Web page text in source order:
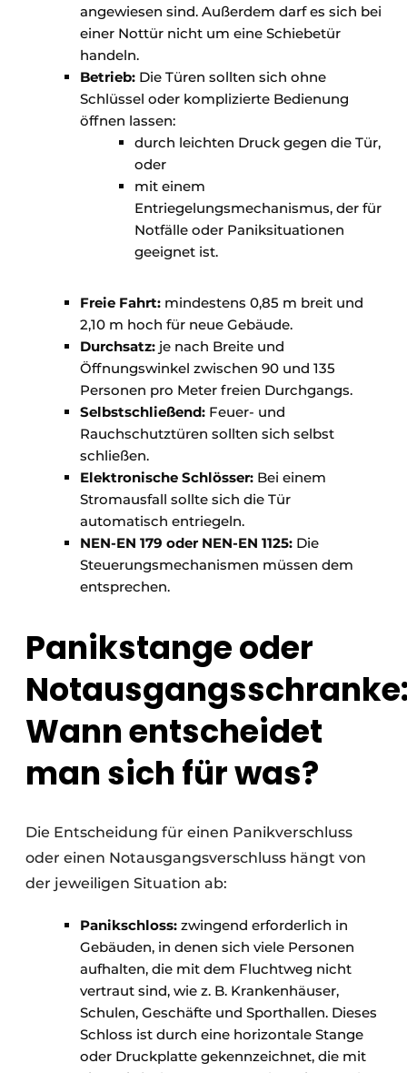
angewiesen sind. Außerdem darf es sich bei
einer Nottür nicht um eine Schiebetür
handeln.
Betrieb: Die Türen sollten sich ohne
Schlüssel oder komplizierte Bedienung
öffnen lassen:
durch leichten Druck gegen die Tür,
oder
mit einem
Entriegelungsmechanismus, der für
Notfälle oder Paniksituationen
geeignet ist.
Freie Fahrt: mindestens 0,85 m breit und
2,10 m hoch für neue Gebäude.
Durchsatz: je nach Breite und
Öffnungswinkel zwischen 90 und 135
Personen pro Meter freien Durchgangs.
Selbstschließend: Feuer- und
Rauchschutztüren sollten sich selbst
schließen.
Elektronische Schlösser: Bei einem
Stromausfall sollte sich die Tür
automatisch entriegeln.
NEN-EN 179 oder NEN-EN 1125: Die
Steuerungsmechanismen müssen dem
entsprechen.
Panikstange oder
Wann entscheidet
man sich für was?
Die Entscheidung für einen Panikverschluss
oder einen Notausgangsverschluss hängt von
der jeweiligen Situation ab:
Panikschloss: zwingend erforderlich in
Gebäuden, in denen sich viele Personen
aufhalten, die mit dem Fluchtweg nicht
vertraut sind, wie z. B. Krankenhäuser,
Schulen, Geschäfte und Sporthallen. Dieses
Schloss ist durch eine horizontale Stange
oder Druckplatte gekennzeichnet, die mit